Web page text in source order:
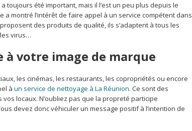
toujours été important, mais il l’est un peu plus depuis le
a montré l’intérêt de faire appel à un service compétent dans
des produits de qualité, ils s’adaptent à tous les
virus…
votre image de marque
les cinémas, les restaurants, les copropriétés ou encore
à un service de nettoyage à La Réunion. Ce sont des
locaux. N’oubliez pas que la propreté participe
devez donc véhiculer un message positif à l’intention de